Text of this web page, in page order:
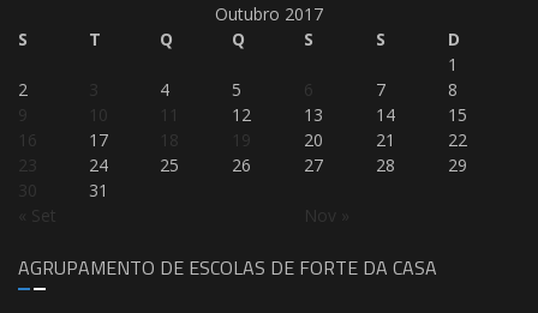
Outubro 2017
S
T Q Q S S D
« Set Nov »
1
2
3 4 5 6 7
8
9
10 11 12 13 14
15
16
17 18 19 20 21
22
23
24 25 26 27 28
29
30
31
AGRUPAMENTO DE ESCOLAS DE FORTE DA CASA